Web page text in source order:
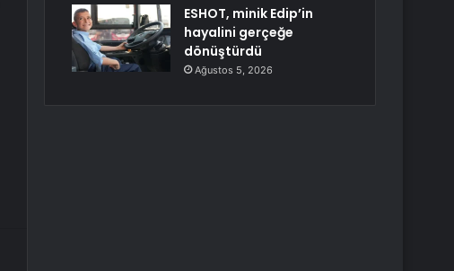
ESHOT, minik Edip’in
hayalini gerçeğe
dönüştürdü
Ağustos 5, 2026